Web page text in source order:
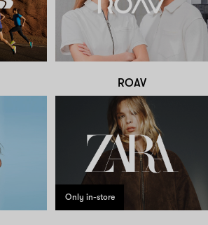
ROAV
Only in-store